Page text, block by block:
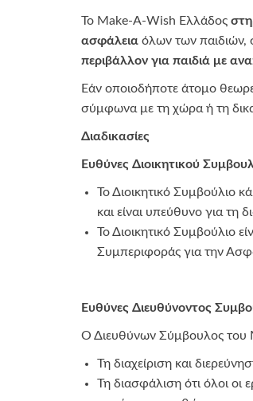
Το Make-A-Wish Ελλάδος
ασφάλεια όλων των παιδιών,
περιβάλλον για παιδιά με
Εάν οποιοδήποτε άτομο
σύμφωνα με τη χώρα ή τη
Διαδικασίες
Ευθύνες Διοικητικού
Το Διοικητικό Συμβούλιο
και είναι υπεύθυνο για τη
Το Διοικητικό Συμβούλιο
Συμπεριφοράς για την
Ευθύνες Διευθύνοντος
Ο Διευθύνων Σύμβουλος του
Τη διαχείριση και
Τη διασφάλιση ότι όλοι οι